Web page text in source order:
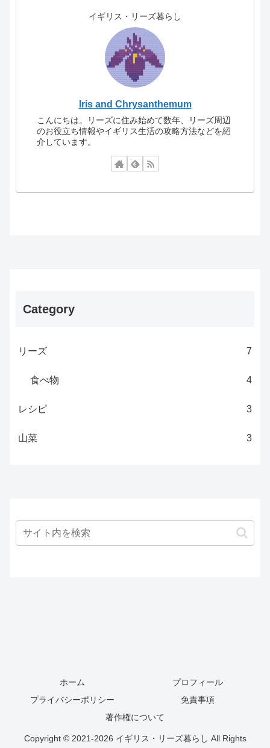
イギリス・リーズ暮らし
Iris and Chrysanthemum
こんにちは。リーズに住み始めて数年、リーズ周辺
のお役立ち情報やイギリス生活の攻略方法などを紹
介しています。
Category
リーズ 7
食べ物 4
レシピ 3
山菜 3
ホーム
プロフィール
プライバシーポリシー
免責事項
著作権について
Copyright © 2021-2026 イギリス・リーズ暮らし All Rights